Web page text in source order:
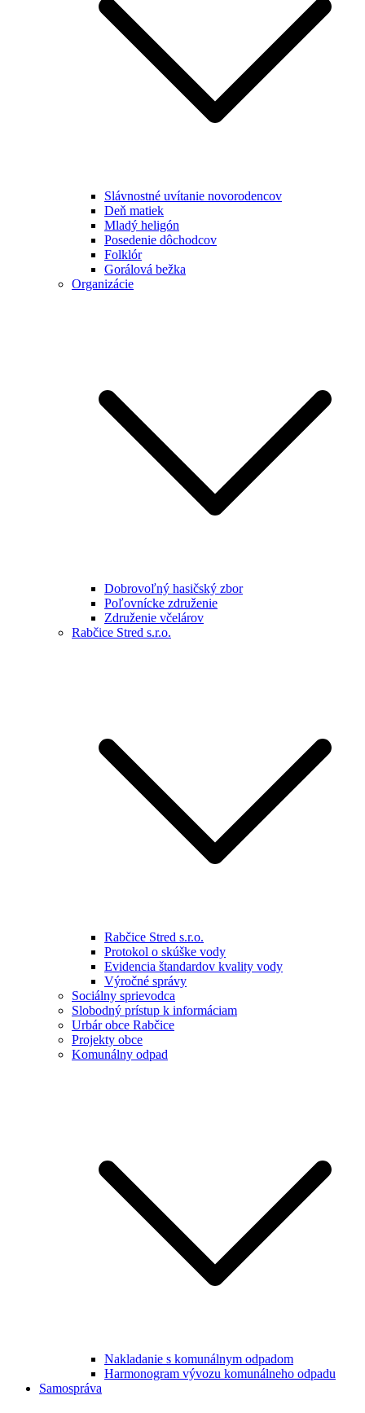
Slávnostné uvítanie novorodencov
Deň matiek
Mladý heligón
Posedenie dôchodcov
Folklór
Gorálová bežka
Organizácie
Dobrovoľný hasičský zbor
Poľovnícke združenie
Združenie včelárov
Rabčice Stred s.r.o.
Rabčice Stred s.r.o.
Protokol o skúške vody
Evidencia štandardov kvality vody
Výročné správy
Sociálny sprievodca
Slobodný prístup k informáciam
Urbár obce Rabčice
Projekty obce
Komunálny odpad
Nakladanie s komunálnym odpadom
Harmonogram vývozu komunálneho odpadu
Samospráva